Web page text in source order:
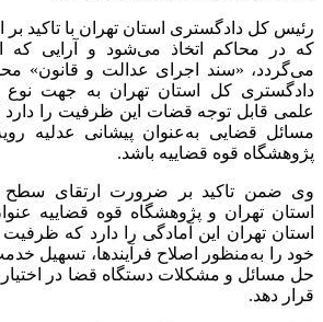
رئیس کل دادگستری استان تهران با تاکید بر
که در محاکم اتخاذ می‌شود و آرایی
می‌گردد، «سند اجرای عدالت و قانون»
دادگستری کل استان تهران به جهت
علمی قابل توجه قضات این ظرفیت را دارد
مسائل قضایی به‌عنوان پیشانی عدلیه
پژوهشگاه قوه قضاییه باشد.
وی ضمن تاکید بر ضرورت ارتقای سطح
استان تهران و پژوهشگاه قوه قضاییه
استان تهران این آمادگی را دارد که
خود را به‌منظور اصلاح فرآیندها، تسهیل
حل مسائل و مشکلات دستگاه قضا در
قرار دهد.